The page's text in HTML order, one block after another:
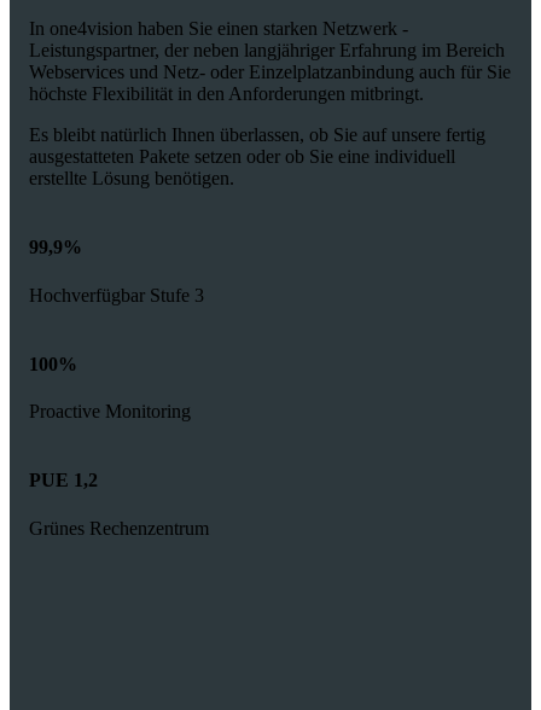
In one4vision haben Sie einen starken Netzwerk -
Leistungspartner, der neben langjähriger Erfahrung im Bereich
Webservices und Netz- oder Einzelplatzanbindung auch für Sie
höchste Flexibilität in den Anforderungen mitbringt.
Es bleibt natürlich Ihnen überlassen, ob Sie auf unsere fertig
ausgestatteten Pakete setzen oder ob Sie eine individuell
erstellte Lösung benötigen.
99,9%
Hochverfügbar Stufe 3
100%
Proactive Monitoring
PUE 1,2
Grünes Rechenzentrum